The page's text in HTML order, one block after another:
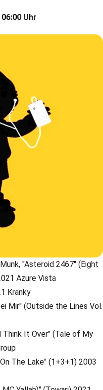
Uhr
"Asteroid 2467" (Eight
Azure Vista
Kranky
Mir" (Outside the Lines Vol.
Think It Over" (Tale of My
The Lake" (1+3+1) 2003